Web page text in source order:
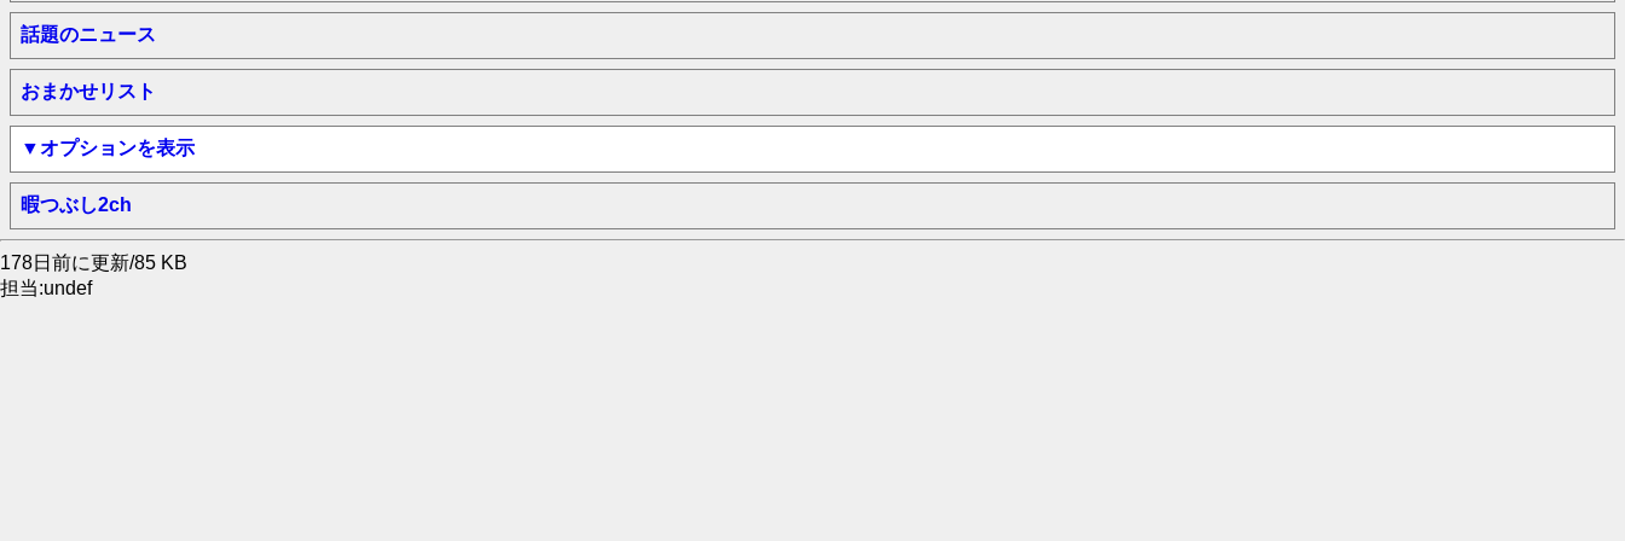
話題のニュース
おまかせリスト
▼オプションを表示
暇つぶし2ch
178日前に更新/85 KB
担当:undef